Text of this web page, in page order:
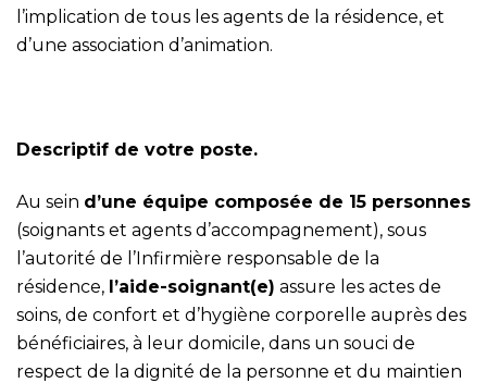
l’implication de tous les agents de la résidence, et
d’une association d’animation.
Descriptif de votre poste.
Au sein d’une équipe composée de 15 personnes
(soignants et agents d’accompagnement), sous
l’autorité de l’Infirmière responsable de la
résidence, l’aide-soignant(e) assure les actes de
soins, de confort et d’hygiène corporelle auprès des
bénéficiaires, à leur domicile, dans un souci de
respect de la dignité de la personne et du maintien